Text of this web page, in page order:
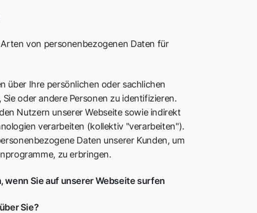
von personenbezogenen Daten für
über Ihre persönlichen oder sachlichen
oder andere Personen zu identifizieren.
Nutzern unserer Webseite sowie indirekt
verarbeiten (kollektiv "verarbeiten").
Daten unserer Kunden, um
zu erbringen.
wenn Sie auf unserer Webseite surfen
Sie?